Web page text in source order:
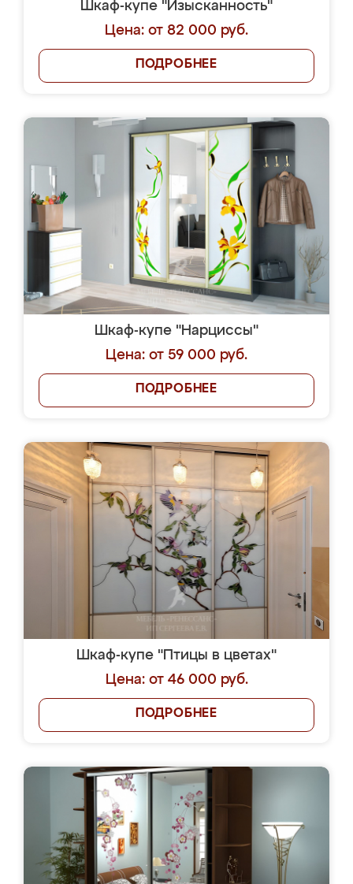
Шкаф-купе "Изысканность"
Цена: от 82 000 руб.
ПОДРОБНЕЕ
Шкаф-купе "Нарциссы"
Цена: от 59 000 руб.
ПОДРОБНЕЕ
Шкаф-купе "Птицы в цветах"
Цена: от 46 000 руб.
ПОДРОБНЕЕ